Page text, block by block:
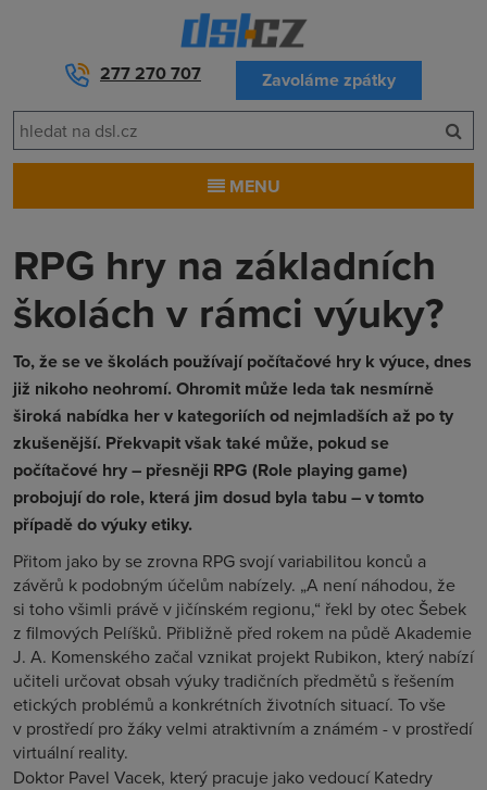
277 270 707 Zavoláme zpátky
MENU
RPG hry na základních
školách v rámci výuky?
To, že se ve školách používají počítačové hry k výuce, dnes
již nikoho neohromí. Ohromit může leda tak nesmírně
široká nabídka her v kategoriích od nejmladších až po ty
zkušenější. Překvapit však také může, pokud se
počítačové hry – přesněji RPG (Role playing game)
probojují do role, která jim dosud byla tabu – v tomto
případě do výuky etiky.
Přitom jako by se zrovna RPG svojí variabilitou konců a
závěrů k podobným účelům nabízely. „A není náhodou, že
si toho všimli právě v jičínském regionu,“ řekl by otec Šebek
z filmových Pelíšků. Přibližně před rokem na půdě Akademie
J. A. Komenského začal vznikat projekt Rubikon, který nabízí
učiteli určovat obsah výuky tradičních předmětů s řešením
etických problémů a konkrétních životních situací. To vše
v prostředí pro žáky velmi atraktivním a známém - v prostředí
virtuální reality.
Doktor Pavel Vacek, který pracuje jako vedoucí Katedry